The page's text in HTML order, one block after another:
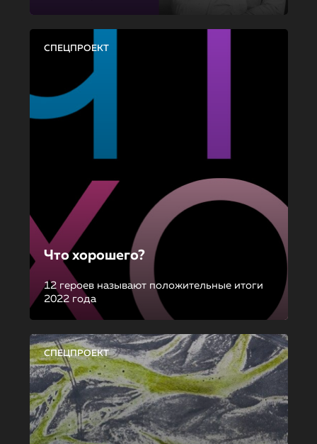
СПЕЦПРОЕКТ
Что хорошего?
12 героев называют положительные итоги
2022 года
СПЕЦПРОЕКТ